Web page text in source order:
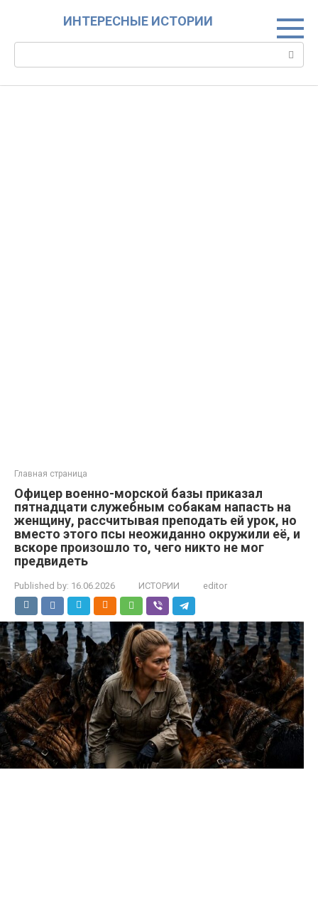
ИНТЕРЕСНЫЕ ИСТОРИИ
Главная страница
Офицер военно-морской базы приказал
пятнадцати служебным собакам напасть на
женщину, рассчитывая преподать ей урок, но
вместо этого псы неожиданно окружили её, и
вскоре произошло то, чего никто не мог
предвидеть
Published by: 16.06.2026 ИСТОРИИ editor